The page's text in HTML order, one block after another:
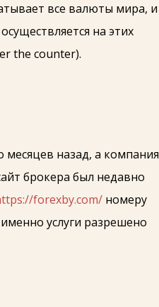
все валюты мира, и
на этих
the counter).
месяцев назад, а компания
брокера был недавно
forexby.com/ номеру
услуги разрешено